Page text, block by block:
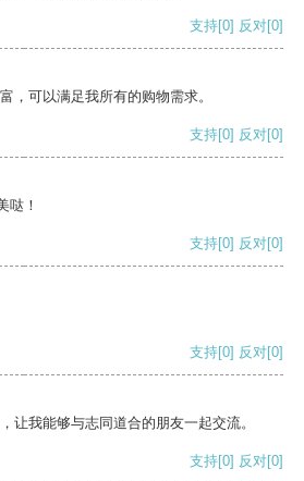
支持[0] 反对[0]
，可以满足我所有的购物需求。
支持[0] 反对[0]
哒！
支持[0] 反对[0]
支持[0] 反对[0]
让我能够与志同道合的朋友一起交流。
支持[0] 反对[0]